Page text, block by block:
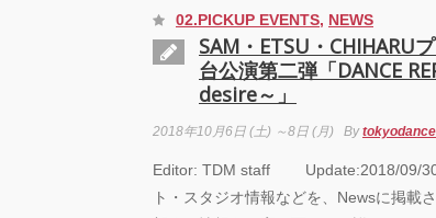
02.PICKUP EVENTS, NEWS
SAM・ETSU・CHIHARU
台公演第二弾「DANCE
desire～」
2018年10月6日 (土) ～8日 (月) By
Editor: TDM staff Update:2018/09/30
ト・スタジオ情報などを、Newsに掲載